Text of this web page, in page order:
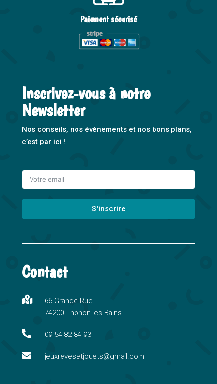
Paiement sécurisé
Inscrivez-vous à notre
Newsletter
Nos conseils, nos événements et nos bons plans,
c’est par ici !
S'inscrire
l
e
n
a
i
e
Contact

66 Grande Rue,
74200 Thonon-les-Bains
 09 54 82 84 93
 jeuxrevesetjouets@gmail.com